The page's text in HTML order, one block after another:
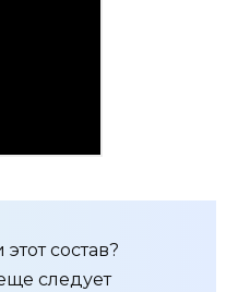
состав?
следует